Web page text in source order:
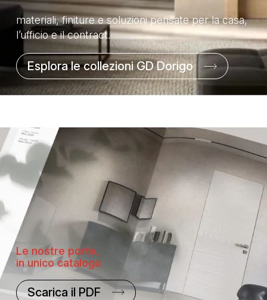
materiali, finiture e soluzioni pensate per la casa,
l’ufficio e il contract.
Esplora le collezioni GD Dorigo
Le nostre porte,
in unico catalogo
Scarica il PDF